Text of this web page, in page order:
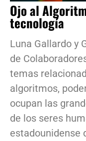
Ojo al
tecnología
Luna Gallardo y
de
temas
algoritmos,
ocupan las
de los seres
estadounidense